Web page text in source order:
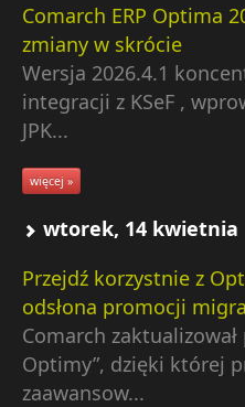
Comarch ERP Optima
zmiany w skrócie
Wersja 2026.4.1
integracji z KSeF ,
JPK...
więcej »
wtorek, 14 kwietnia
Przejdź korzystnie z
odsłona promocji
Comarch
Optimy”, dzięki której
zaawansow...